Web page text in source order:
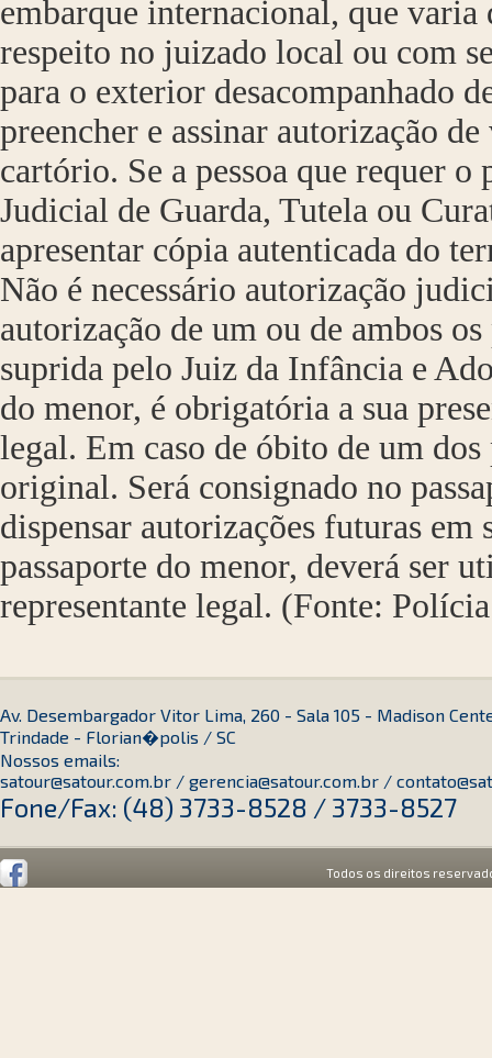
embarque internacional, que
respeito no juizado local ou com
para o exterior desacompanhado
preencher e assinar autorização
cartório. Se a pessoa que requer
Judicial de Guarda, Tutela ou
apresentar cópia autenticada do
Não é necessário autorização
autorização de um ou de ambos
suprida pelo Juiz da Infância e
do menor, é obrigatória a sua
legal. Em caso de óbito de um
original. Será consignado no
dispensar autorizações futuras em
passaporte do menor, deverá ser
representante legal. (Fonte:
Av. Desembargador Vitor Lima, 260 - Sala 105 - Madison
Trindade - Florian�polis / SC
Nossos emails:
satour@satour.com.br / gerencia@satour.com.br /
Fone/Fax: (48) 3733-8528 / 3733-8527
Todos os direitos